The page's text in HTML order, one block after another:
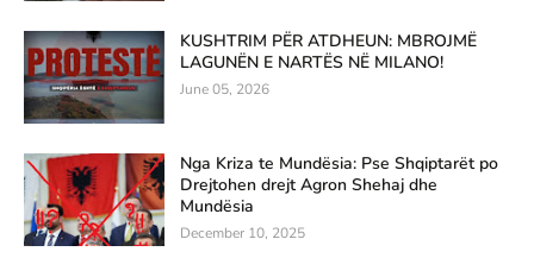
KUSHTRIM PËR ATDHEUN: MBROJMË
LAGUNËN E NARTËS NË MILANO!
June 05, 2026
Nga Kriza te Mundësia: Pse Shqiptarët po
Drejtohen drejt Agron Shehaj dhe
Mundësia
December 10, 2025